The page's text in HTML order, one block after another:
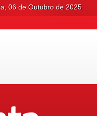
06 de Outubro de 2025